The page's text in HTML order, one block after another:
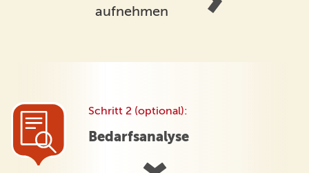
aufnehmen
Schritt 2 (optional):
Bedarfsanalyse